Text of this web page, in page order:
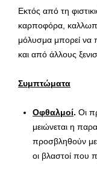
Εκτός από τη
καρποφόρα,
μόλυσμα μπορεί να
και από άλλους
Συμπτώματα
Οφθαλμοί. Οι
μειώνεται η
προσβληθούν
οι βλαστοί που